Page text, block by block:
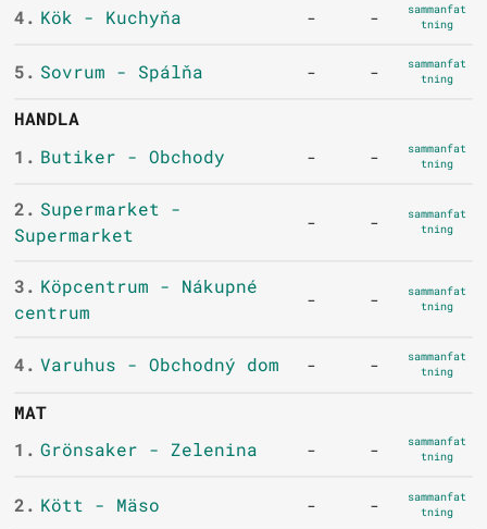
4. Kök - Kuchyňa - -
sammanfat
tning
5. Sovrum - Spálňa - -
sammanfat
tning
HANDLA
1. Butiker - Obchody - -
sammanfat
tning
2. Supermarket -
Supermarket
- -
sammanfat
tning
3. Köpcentrum - Nákupné
centrum
- -
sammanfat
tning
4. Varuhus - Obchodný dom - -
sammanfat
tning
MAT
1. Grönsaker - Zelenina - -
sammanfat
tning
2. Kött - Mäso - -
sammanfat
tning